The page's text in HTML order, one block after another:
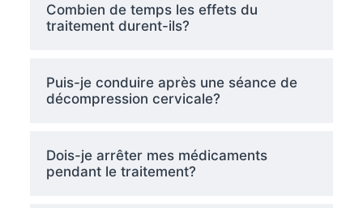
Combien de temps les effets du
traitement durent-ils?
Puis-je conduire après une séance de
décompression cervicale?
Dois-je arrêter mes médicaments
pendant le traitement?